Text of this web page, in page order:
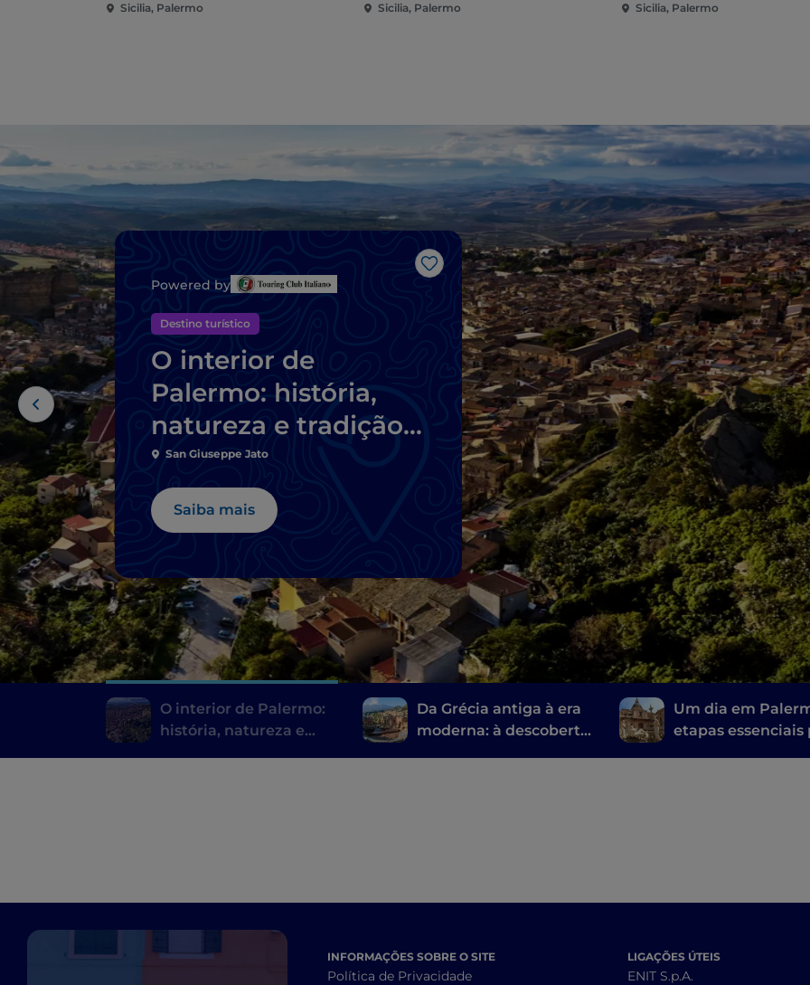
Sicilia, Palermo Sicilia, Palermo Sicilia, Palermo
Gosto
Powered by
Destino turístico
O interior de
Palermo: história,
natureza e tradição
na Sicília mais
autêntica
San Giuseppe Jato
Saiba mais
O interior de Palermo:
história, natureza e
Da Grécia antiga à era
moderna: à descoberta
Um dia em
etapas essenciais
INFORMAÇÕES SOBRE O SITE
Política de Privacidade
LIGAÇÕES ÚTEIS
ENIT S.p.A.